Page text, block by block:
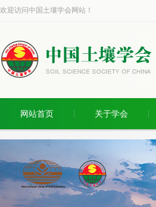
欢迎访问中国土壤学会网站！
网站首页 关于学会